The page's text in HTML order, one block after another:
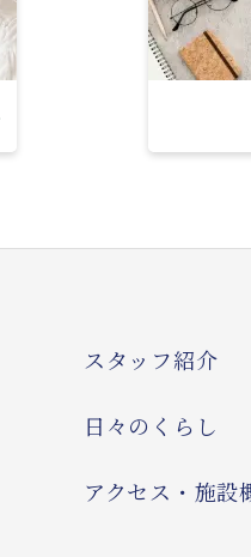
スタッフ紹介
日々のくらし
アクセス・施設